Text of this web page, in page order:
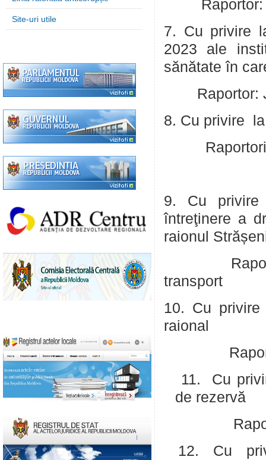
Site-uri utile
Raportor:
7. Cu privire
2023 ale
sănătate în
Raportor:
8. Cu privire
Raportori:
9. Cu privire
întreţinere a
raionul
Raportor:
transport
10. Cu privire
raional
Raportor:
11. Cu
de rezervă
Raportor:
12. Cu